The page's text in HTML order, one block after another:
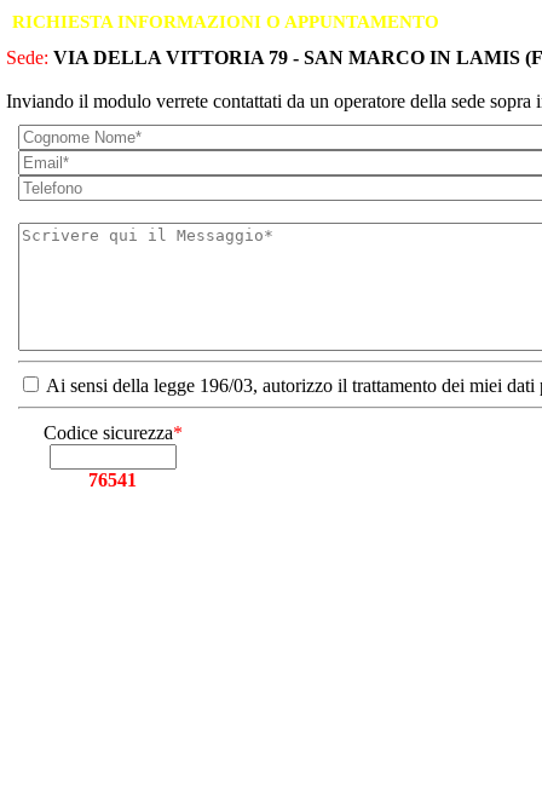
RICHIESTA INFORMAZIONI O APPUNTAMENTO
Sede: VIA DELLA VITTORIA 79 - SAN MARCO IN LAMIS
Inviando il modulo verrete contattati da un operatore della sede sopra
Ai sensi della legge 196/03, autorizzo il trattamento dei miei
Codice sicurezza*
76541